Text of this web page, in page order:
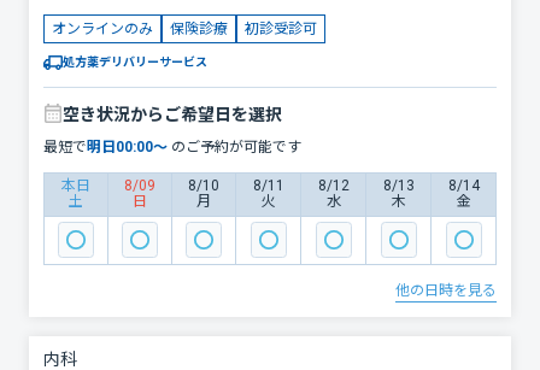
可能です。風邪の症状やいつもの塗り薬
の継続など、対面が不要な症状にぜひご
活用ください。
オンラインのみ 保険診療 初診受診可
処方薬デリバリーサービス
空き状況からご希望日を選択
最短で 明日00:00〜 のご予約が可能です
本日
土
8/09
日
8/10
月
8/11
火
8/12
水
8/13
木
8/14
金
他の日時を見る
内科